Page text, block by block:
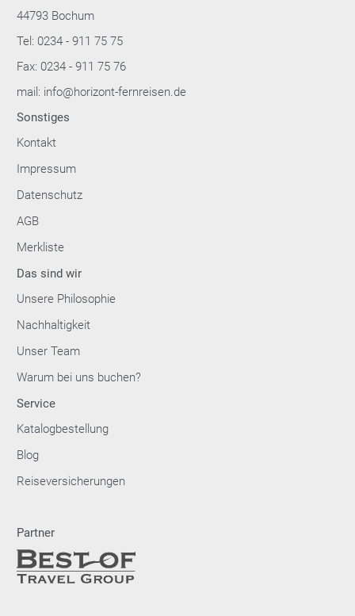
44793 Bochum
Tel: 0234 - 911 75 75
Fax: 0234 - 911 75 76
mail: info@horizont-fernreisen.de
Sonstiges
Kontakt
Impressum
Datenschutz
AGB
Merkliste
Das sind wir
Unsere Philosophie
Nachhaltigkeit
Unser Team
Warum bei uns buchen?
Service
Katalogbestellung
Blog
Reiseversicherungen
Partner